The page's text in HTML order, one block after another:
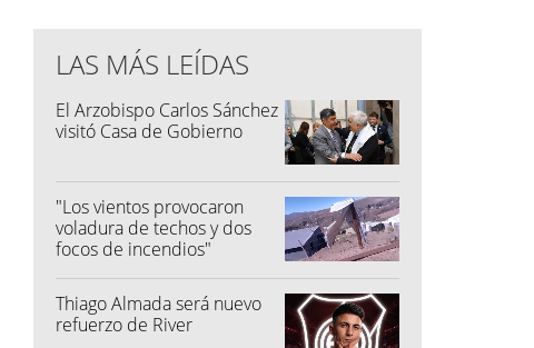
LAS MÁS LEÍDAS
El Arzobispo Carlos Sánchez
visitó Casa de Gobierno
"Los vientos provocaron
voladura de techos y dos
focos de incendios"
Thiago Almada será nuevo
refuerzo de River